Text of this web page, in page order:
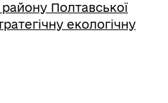
Полтавської
екологічну